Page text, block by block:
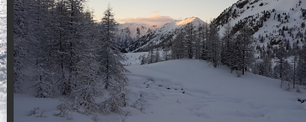
Suivez en direct l'actualité des stations